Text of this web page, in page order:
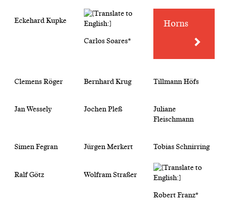
Eckehard Kupke
Carlos Soares*
Horns
Clemens Röger Bernhard Krug Tillmann Höfs
Jan Wessely Jochen Pleß
Juliane
Fleischmann
Simen Fegran Jürgen Merkert Tobias Schnirring
Ralf Götz Wolfram Straßer
Robert Franz*